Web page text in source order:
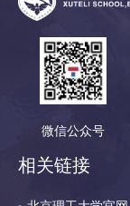
微信公众号
相关链接